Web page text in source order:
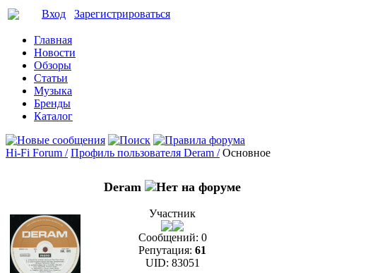
Вход Зарегистрироваться
Главная
Новости
Обзоры
Статьи
Музыка
Бренды
Каталог
Hi-Fi Forum / Профиль пользователя Deram / Основное
Deram
Участник
Сообщений: 0
Репутация: 61
UID: 83051